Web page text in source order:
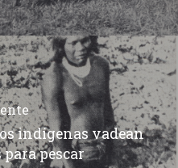
indígenas vadean
pescar